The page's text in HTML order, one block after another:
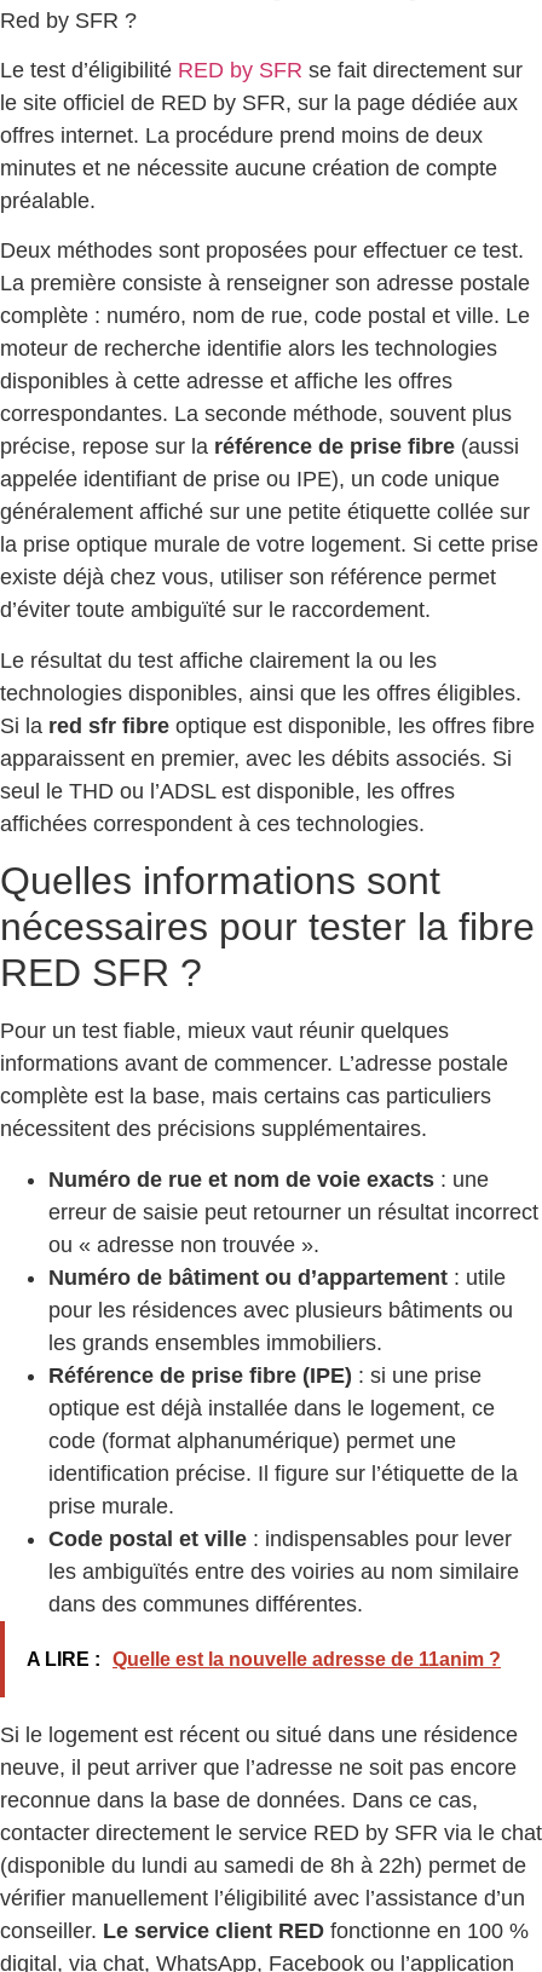
Le test d’éligibilité RED by SFR se fait directement sur
le site officiel de RED by SFR, sur la page dédiée aux
offres internet. La procédure prend moins de deux
minutes et ne nécessite aucune création de compte
préalable.
Deux méthodes sont proposées pour effectuer ce test.
La première consiste à renseigner son adresse postale
complète : numéro, nom de rue, code postal et ville. Le
moteur de recherche identifie alors les technologies
disponibles à cette adresse et affiche les offres
correspondantes. La seconde méthode, souvent plus
précise, repose sur la référence de prise fibre (aussi
appelée identifiant de prise ou IPE), un code unique
généralement affiché sur une petite étiquette collée sur
la prise optique murale de votre logement. Si cette prise
existe déjà chez vous, utiliser son référence permet
d’éviter toute ambiguïté sur le raccordement.
Le résultat du test affiche clairement la ou les
technologies disponibles, ainsi que les offres éligibles.
Si la red sfr fibre optique est disponible, les offres fibre
apparaissent en premier, avec les débits associés. Si
seul le THD ou l’ADSL est disponible, les offres
affichées correspondent à ces technologies.
Quelles informations sont
nécessaires pour tester la fibre
RED SFR ?
Pour un test fiable, mieux vaut réunir quelques
informations avant de commencer. L’adresse postale
complète est la base, mais certains cas particuliers
nécessitent des précisions supplémentaires.
Numéro de rue et nom de voie exacts : une
erreur de saisie peut retourner un résultat incorrect
ou « adresse non trouvée ».
Numéro de bâtiment ou d’appartement : utile
pour les résidences avec plusieurs bâtiments ou
les grands ensembles immobiliers.
Référence de prise fibre (IPE) : si une prise
optique est déjà installée dans le logement, ce
code (format alphanumérique) permet une
identification précise. Il figure sur l’étiquette de la
prise murale.
Code postal et ville : indispensables pour lever
les ambiguïtés entre des voiries au nom similaire
dans des communes différentes.
A LIRE : Quelle est la nouvelle adresse de 11anim ?
Si le logement est récent ou situé dans une résidence
neuve, il peut arriver que l’adresse ne soit pas encore
reconnue dans la base de données. Dans ce cas,
contacter directement le service RED by SFR via le chat
(disponible du lundi au samedi de 8h à 22h) permet de
vérifier manuellement l’éligibilité avec l’assistance d’un
conseiller. Le service client RED fonctionne en 100 %
digital, via chat, WhatsApp, Facebook ou l’application